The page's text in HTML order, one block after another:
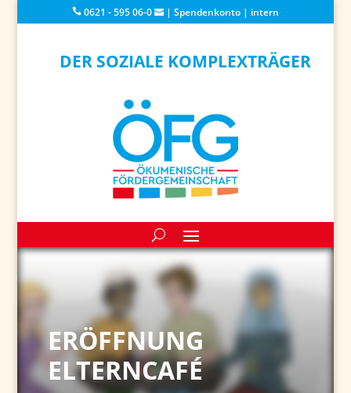
0621 - 595 06-0 | Spendenkonto| intern
DER SOZIALE KOMPLEXTRÄGER
ERÖFFNUNG
ELTERNCAFÉ